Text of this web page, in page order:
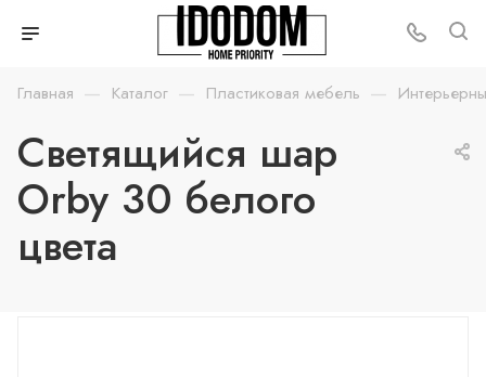
Главная — Каталог — Пластиковая мебель —
Светящийся шар
Orby 30 белого
цвета